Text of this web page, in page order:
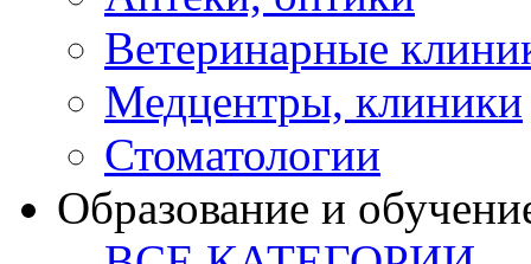
Ветеринарные
Медцентры, клиники
Стоматологии
Образование и